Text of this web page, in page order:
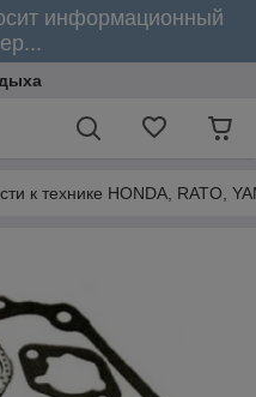
информационный
к технике HONDA, RATO,